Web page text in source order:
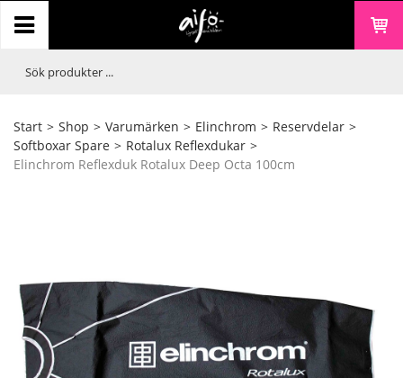
Start > Shop > Varumärken > Elinchrom > Reservdelar >
Softboxar Spare > Rotalux Reflexdukar >
Elinchrom Reflexduk Rotalux Deep Octa 100cm